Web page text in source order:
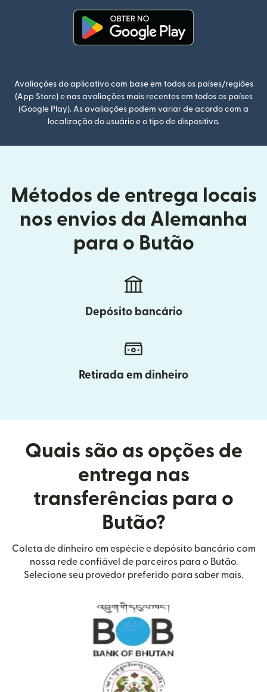
Avaliações do aplicativo com base em todos os países/regiões
(App Store) e nas avaliações mais recentes em todos os países
(Google Play). As avaliações podem variar de acordo com a
localização do usuário e o tipo de dispositivo.
Métodos de entrega locais
nos envios da Alemanha
para o Butão
Depósito bancário
Retirada em dinheiro
Quais são as opções de
entrega nas
transferências para o
Butão?
Coleta de dinheiro em espécie e depósito bancário com
nossa rede confiável de parceiros para o Butão.
Selecione seu provedor preferido para saber mais.